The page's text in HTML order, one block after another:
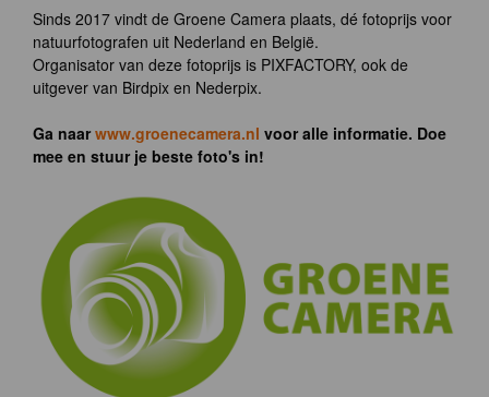
Sinds 2017 vindt de Groene Camera plaats, dé fotoprijs voor
natuurfotografen uit Nederland en België.
Organisator van deze fotoprijs is PIXFACTORY, ook de
uitgever van Birdpix en Nederpix.
Ga naarwww.groenecamera.nl voor alle informatie. Doe
mee en stuur je beste foto's in!